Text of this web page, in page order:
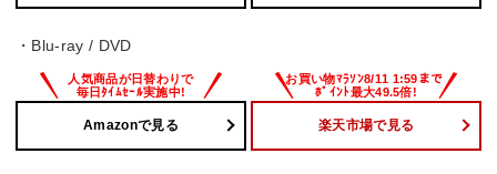
・Blu-ray / DVD
Amazonで見る 楽天市場で見る